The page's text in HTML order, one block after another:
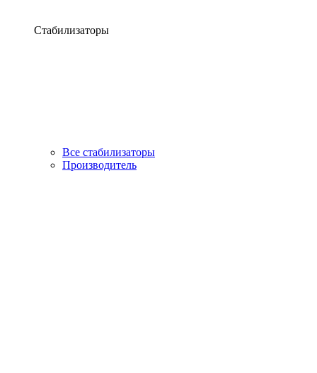
Стабилизаторы
Все стабилизаторы
Производитель